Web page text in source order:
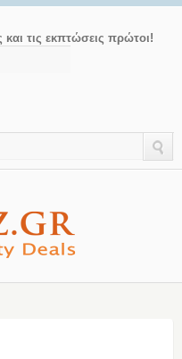
τις εκπτώσεις πρώτοι!